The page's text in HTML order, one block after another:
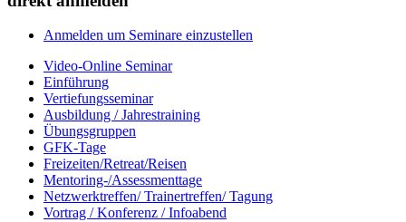
Anmelden um Seminare einzustellen
Video-Online Seminar
Einführung
Vertiefungsseminar
Ausbildung / Jahrestraining
Übungsgruppen
GFK-Tage
Freizeiten/Retreat/Reisen
Mentoring-/Assessmenttage
Netzwerktreffen/ Trainertreffen/ Tagung
Vortrag / Konferenz / Infoabend